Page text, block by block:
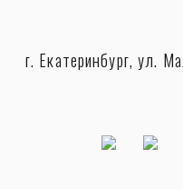
г. Екатеринбург, ул.